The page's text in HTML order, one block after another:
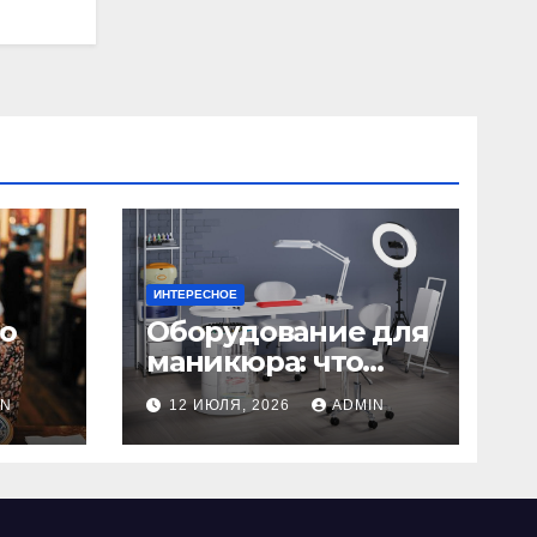
ИНТЕРЕСНОЕ
Оборудование для
маникюра: что
нужно для
идеального
маникюра
12 ИЮЛЯ, 2026 ADMIN